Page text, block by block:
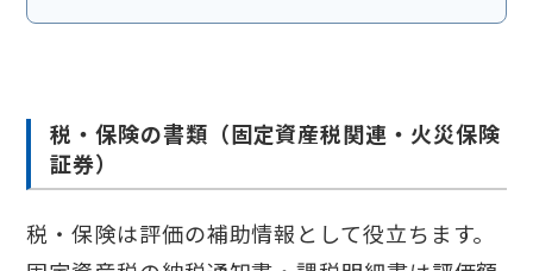
税・保険の書類（固定資産税関連・火災保険
証券）
税・保険は評価の補助情報として役立ちます。